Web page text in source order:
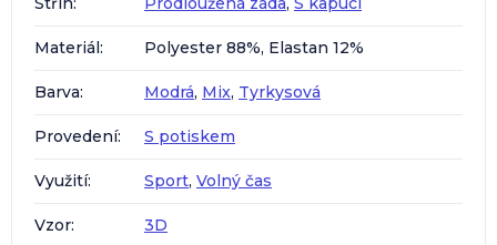
Materiál: Polyester 88%, Elastan 12%
Barva: Modrá, Mix, Tyrkysová
Provedení: S potiskem
Využití: Sport, Volný čas
Vzor: 3D